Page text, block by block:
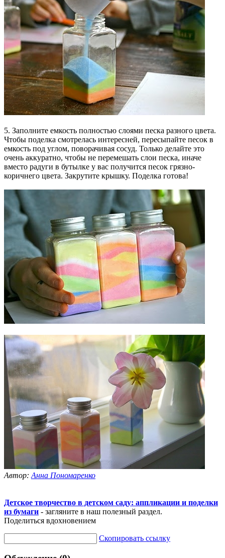
5. Заполните емкость полностью слоями песка разного цвета.
Чтобы поделка смотрелась интересней, пересыпайте песок в
емкость под углом, поворачивая сосуд. Только делайте это
очень аккуратно, чтобы не перемешать слои песка, иначе
вместо радуги в бутылке у вас получится песок грязно-
коричнего цвета. Закрутите крышку. Поделка готова!
Автор: Анна Пономаренко
Детское творчество в детском саду: аппликации и поделки
из бумаги - загляните в наш полезный раздел.
Поделиться вдохновением
Скопировать ссылку